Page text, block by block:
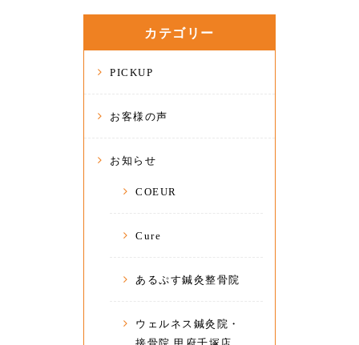
カテゴリー
PICKUP
お客様の声
お知らせ
COEUR
Cure
あるぷす鍼灸整骨院
ウェルネス鍼灸院・